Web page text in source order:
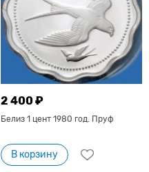
2 400 ₽
Белиз 1 цент 1980 год. Пруф
В корзину